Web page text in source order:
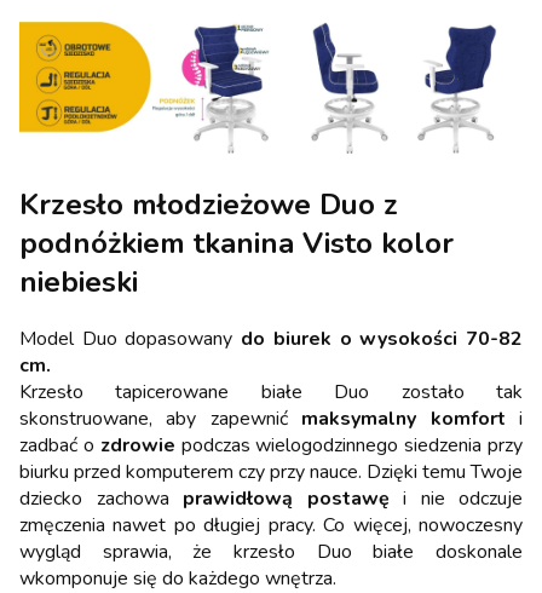
Krzesło młodzieżowe Duo z
podnóżkiem tkanina Visto kolor
niebieski
Model Duo dopasowany do biurek o wysokości 70-82
cm.
Krzesło tapicerowane białe Duo zostało tak
skonstruowane, aby zapewnić maksymalny komfort i
zadbać o zdrowie podczas wielogodzinnego siedzenia przy
biurku przed komputerem czy przy nauce. Dzięki temu Twoje
dziecko zachowa prawidłową postawę i nie odczuje
zmęczenia nawet po długiej pracy. Co więcej, nowoczesny
wygląd sprawia, że krzesło Duo białe doskonale
wkomponuje się do każdego wnętrza.